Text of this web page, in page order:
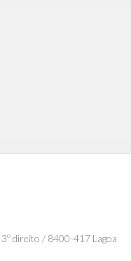
direito / 8400-417 Lagoa